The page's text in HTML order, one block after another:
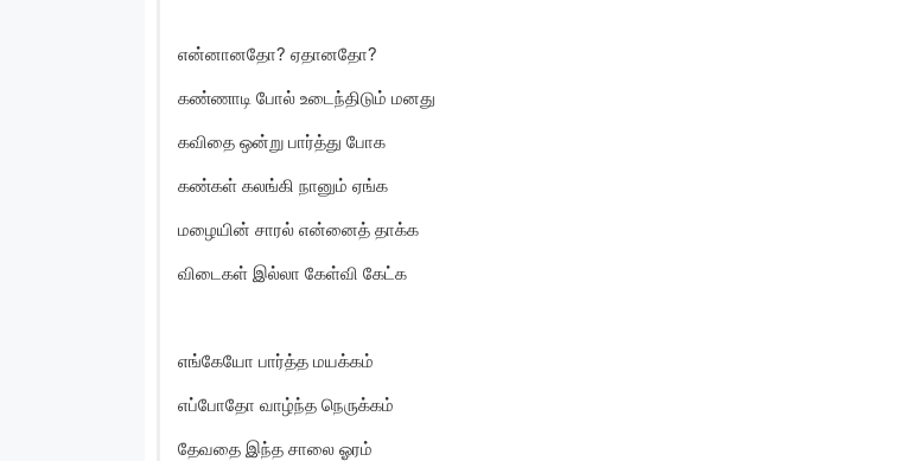
என்னானதோ? ஏதானதோ?
கண்ணாடி போல் உடைந்திடும் மனது
கவிதை ஒன்று பார்த்து போக
கண்கள் கலங்கி நானும் ஏங்க
மழையின் சாரல் என்னைத் தாக்க
விடைகள் இல்லா கேள்வி கேட்க
எங்கேயோ பார்த்த மயக்கம்
எப்போதோ வாழ்ந்த நெருக்கம்
தேவதை இந்த சாலை ஓரம்